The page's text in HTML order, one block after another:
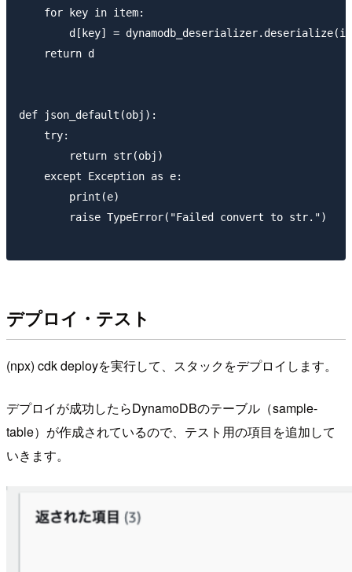
    for key in item:
d[key] =
    return d
def json_default(obj):
    try:
        return str(obj)
    except Exception as e:
        print(e)
        raise TypeError("Failed convert to str.")
デプロイ・テスト
(npx) cdk deployを実行して、スタックをデプロイします。
デプロイが成功したらDynamoDBのテーブル（sample-
table）が作成されているので、テスト用の項目を追加して
いきます。